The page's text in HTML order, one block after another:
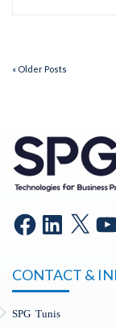
« Older Posts
CONTACT &
SPG Tunis